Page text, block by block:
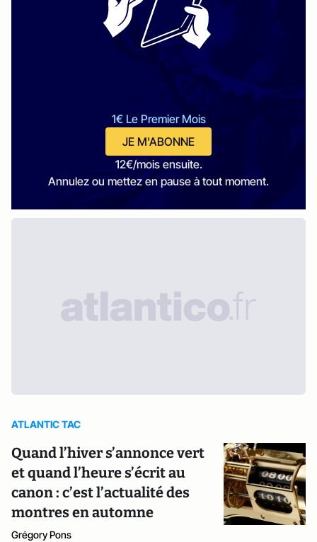
1€ Le Premier Mois
JE M'ABONNE
12€/mois ensuite.
Annulez ou mettez en pause à tout moment.
ATLANTIC TAC
Quand l’hiver s’annonce vert
et quand l’heure s’écrit au
canon : c’est l’actualité des
montres en automne
Grégory Pons